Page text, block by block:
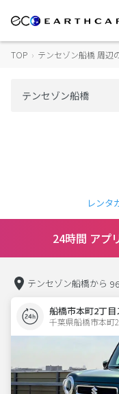
TOP › テンセゾン船橋 周辺
レンタ
24時間 アプ
テンセゾン船橋から
船橋市本町2丁
千葉県船橋市本町